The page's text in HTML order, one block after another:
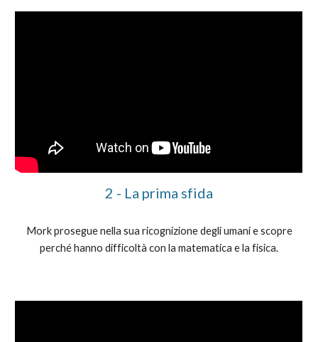
2 - La prima sfida
Mork prosegue nella sua ricognizione degli umani e scopre
perché hanno difficoltà con la matematica e la fisica.